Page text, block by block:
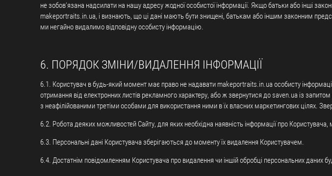
не зобов’язана надсилати на нашу адресу жодної особистої інформації. Якщо батьки або інші
makeportraits.in.ua, і визнають, що ці дані мають бути знищені, батькам або іншим законним
ми негайно видалимо відповідну особисту інформацію.
6. ПОРЯДОК ЗМІНИ/ВИДАЛЕННЯ ІНФОРМАЦІЇ
6.1. Користувач в будь-який момент має право не надавати makeportraits.in.ua особисту
отримання від електронних листів рекламного характеру, або ж звернутися до saven.ua із
з неафілійованими третіми особами для використання ними в їх власних маркетингових цілях.
6.2. Робота деяких можливостей Сайту, для яких необхідна наявність інформації про
6.3. Персональні дані Користувача зберігаються до моменту їх видалення Користувачем.
6.4. Достатнім повідомленням Користувача про видалення чи іншій обробці персональних даних